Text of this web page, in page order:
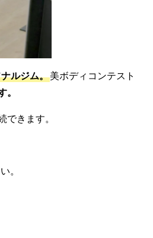
ルジム。美ボディコンテスト
。
できます。
。